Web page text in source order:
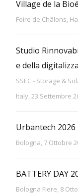
Village de la
Foire de Châlons,
Studio
e della
SSEC - Storage &
Italy, 23 Settembre
Urbantech 2026
Bologna, 7 Ottobre
BATTERY DAY
Bologna Fiere, 8